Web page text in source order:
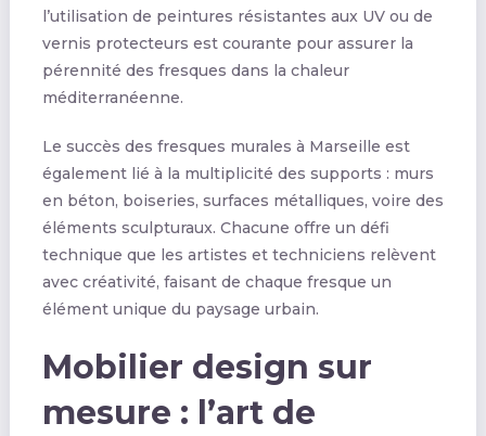
l’utilisation de peintures résistantes aux UV ou de
vernis protecteurs est courante pour assurer la
pérennité des fresques dans la chaleur
méditerranéenne.
Le succès des fresques murales à Marseille est
également lié à la multiplicité des supports : murs
en béton, boiseries, surfaces métalliques, voire des
éléments sculpturaux. Chacune offre un défi
technique que les artistes et techniciens relèvent
avec créativité, faisant de chaque fresque un
élément unique du paysage urbain.
Mobilier design sur
mesure : l’art de